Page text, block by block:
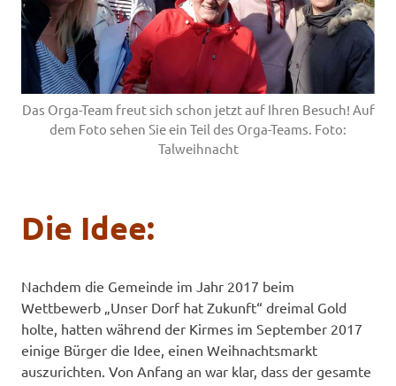
Das Orga-Team freut sich schon jetzt auf Ihren Besuch! Auf
dem Foto sehen Sie ein Teil des Orga-Teams. Foto:
Talweihnacht
Die Idee:
Nachdem die Gemeinde im Jahr 2017 beim
Wettbewerb „Unser Dorf hat Zukunft“ dreimal Gold
holte, hatten während der Kirmes im September 2017
einige Bürger die Idee, einen Weihnachtsmarkt
auszurichten. Von Anfang an war klar, dass der gesamte